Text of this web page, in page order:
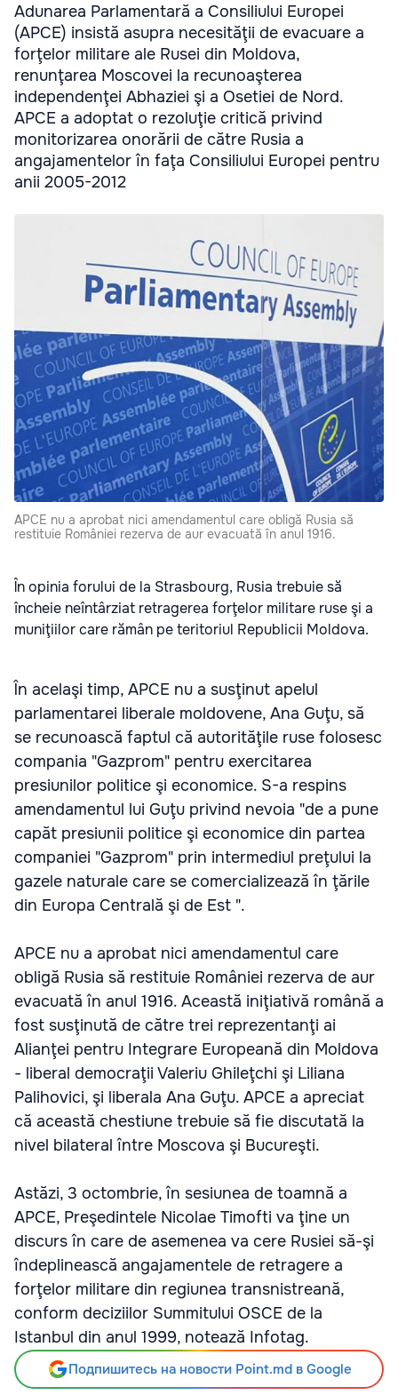
Adunarea Parlamentară a Consiliului Europei
(APCE) insistă asupra necesităţii de evacuare a
forţelor militare ale Rusei din Moldova,
renunţarea Moscovei la recunoaşterea
independenţei Abhaziei şi a Osetiei de Nord.
APCE a adoptat o rezoluţie critică privind
monitorizarea onorării de către Rusia a
angajamentelor în faţa Consiliului Europei pentru
anii 2005-2012
APCE nu a aprobat nici amendamentul care obligă Rusia să
restituie României rezerva de aur evacuată în anul 1916.
În opinia forului de la Strasbourg, Rusia trebuie să
încheie neîntârziat retragerea forţelor militare ruse şi a
muniţiilor care rămân pe teritoriul Republicii Moldova.
În acelaşi timp, APCE nu a susţinut apelul
parlamentarei liberale moldovene, Ana Guţu, să
se recunoască faptul că autorităţile ruse folosesc
compania "Gazprom" pentru exercitarea
presiunilor politice şi economice. S-a respins
amendamentul lui Guţu privind nevoia "de a pune
capăt presiunii politice şi economice din partea
companiei "Gazprom" prin intermediul preţului la
gazele naturale care se comercializează în ţările
din Europa Centrală şi de Est ".
APCE nu a aprobat nici amendamentul care
obligă Rusia să restituie României rezerva de aur
evacuată în anul 1916. Această iniţiativă română a
fost susţinută de către trei reprezentanţi ai
Alianţei pentru Integrare Europeană din Moldova
- liberal democraţii Valeriu Ghileţchi şi Liliana
Palihovici, şi liberala Ana Guţu. APCE a apreciat
că această chestiune trebuie să fie discutată la
nivel bilateral între Moscova şi Bucureşti.
Astăzi, 3 octombrie, în sesiunea de toamnă a
APCE, Preşedintele Nicolae Timofti va ţine un
discurs în care de asemenea va cere Rusiei să-şi
îndeplinească angajamentele de retragere a
forţelor militare din regiunea transnistreană,
conform deciziilor Summitului OSCE de la
Istanbul din anul 1999, notează Infotag.
Подпишитесь на новости Point.md в Google